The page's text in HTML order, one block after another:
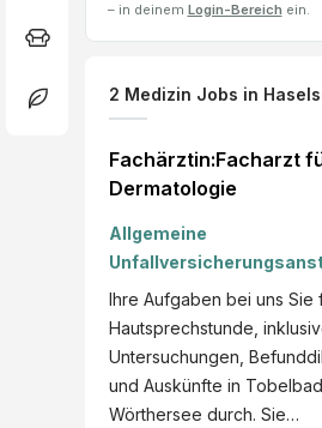
– in deinem Login-Bereich ein.
2 Medizin Jobs in
Fachärztin:Facharzt
Dermatologie
Allgemeine
(AUVA)
Ihre Aufgaben bei uns Sie
Hautsprechstunde,
Untersuchungen,
und Auskünfte in
Wörthersee durch. Sie…